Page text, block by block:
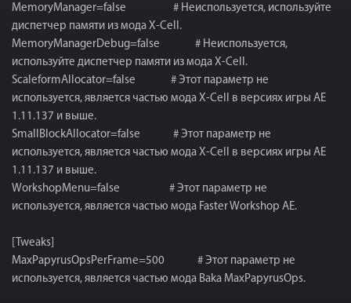
MemoryManager=false # Неиспользуется, используйте
диспетчер памяти из мода X-Cell.
MemoryManagerDebug=false # Неиспользуется,
используйте диспетчер памяти из мода X-Cell.
ScaleformAllocator=false # Этот параметр не
используется, является частью мода X-Cell в версиях игры AE
1.11.137 и выше.
SmallBlockAllocator=false # Этот параметр не
используется, является частью мода X-Cell в версиях игры AE
1.11.137 и выше.
WorkshopMenu=false # Этот параметр не
используется, является частью мода Faster Workshop AE.
[Tweaks]
MaxPapyrusOpsPerFrame=500 # Этот параметр не
используется, является частью мода Baka MaxPapyrusOps.